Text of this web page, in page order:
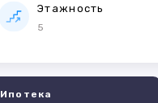
Этажность
5
Ипотека